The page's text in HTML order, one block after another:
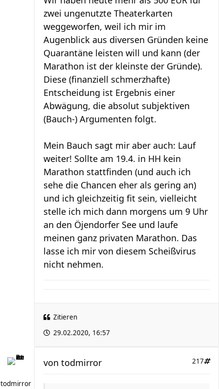
zwei ungenutzte Theaterkarten
weggeworfen, weil ich mir im
Augenblick aus diversen Gründen keine
Quarantäne leisten will und kann (der
Marathon ist der kleinste der Gründe).
Diese (finanziell schmerzhafte)
Entscheidung ist Ergebnis einer
Abwägung, die absolut subjektiven
(Bauch-) Argumenten folgt.
Mein Bauch sagt mir aber auch: Lauf
weiter! Sollte am 19.4. in HH kein
Marathon stattfinden (und auch ich
sehe die Chancen eher als gering an)
und ich gleichzeitig fit sein, vielleicht
stelle ich mich dann morgens um 9 Uhr
an den Öjendorfer See und laufe
meinen ganz privaten Marathon. Das
lasse ich mir von diesem Scheißvirus
nicht nehmen.
Zitieren
29.02.2020, 16:57
todmirror
217
von todmirror